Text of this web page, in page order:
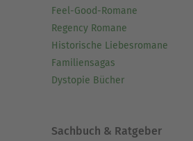
Feel-Good-Romane
Regency Romane
Historische Liebesromane
Familiensagas
Dystopie Bücher
Sachbuch & Ratgeber